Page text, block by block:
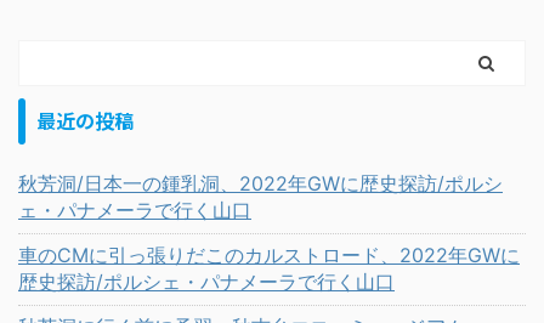
最近の投稿
秋芳洞/日本一の鍾乳洞、2022年GWに歴史探訪/ポルシ
ェ・パナメーラで行く山口
車のCMに引っ張りだこのカルストロード、2022年GWに
歴史探訪/ポルシェ・パナメーラで行く山口